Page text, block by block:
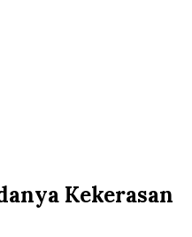
Kekerasan